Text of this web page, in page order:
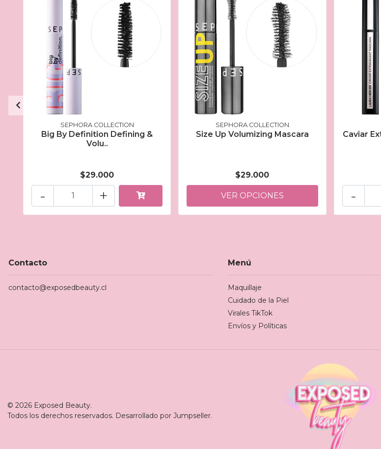
SEPHORA COLLECTION
Big By Definition Defining &
Volu..
$29.000
+
-
SEPHORA COLLECTION
Size Up Volumizing Mascara
$29.000
VER OPCIONES
Caviar
-
Contacto
contacto@exposedbeauty.cl
Menú
Maquillaje
Cuidado de la Piel
Virales TikTok
Envíos y Políticas
© 2026 Exposed Beauty.
Todos los derechos reservados. Desarrollado por Jumpseller.